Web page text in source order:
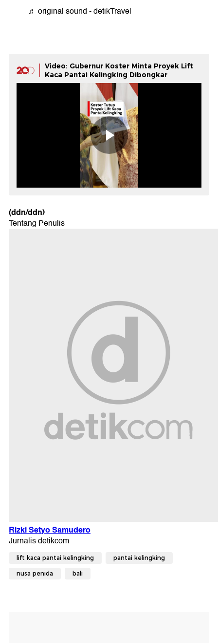
♬ original sound - detikTravel
Video: Gubernur Koster Minta Proyek Lift
Kaca Pantai Kelingking Dibongkar
(ddn/ddn)
lift kaca pantai kelingking pantai kelingking
nusa penida bali